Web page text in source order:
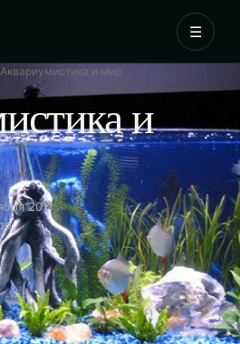
☰
Аквариумистика и мир
и
2011